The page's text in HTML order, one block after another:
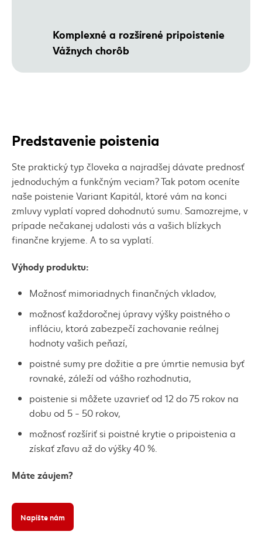
Komplexné a rozšírené pripoistenie
Vážnych chorôb
Predstavenie poistenia
Ste praktický typ človeka a najradšej dávate prednosť
jednoduchým a funkčným veciam? Tak potom oceníte
naše poistenie Variant Kapitál, ktoré vám na konci
zmluvy vyplatí vopred dohodnutú sumu. Samozrejme, v
prípade nečakanej udalosti vás a vašich blízkych
finančne kryjeme. A to sa vyplatí.
Výhody produktu:
Možnosť mimoriadnych finančných vkladov,
možnosť každoročnej úpravy výšky poistného o
infláciu, ktorá zabezpečí zachovanie reálnej
hodnoty vašich peňazí,
poistné sumy pre dožitie a pre úmrtie nemusia byť
rovnaké, záleží od vášho rozhodnutia,
poistenie si môžete uzavrieť od 12 do 75 rokov na
dobu od 5 - 50 rokov,
možnosť rozšíriť si poistné krytie o pripoistenia a
získať zľavu až do výšky 40 %.
Máte záujem?
Napíšte nám